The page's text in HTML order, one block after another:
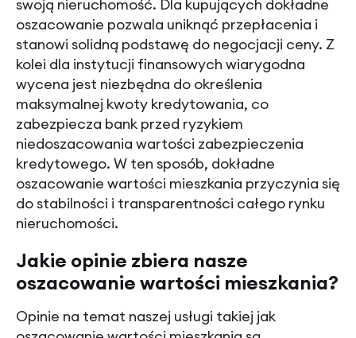
swoją nieruchomość. Dla kupujących dokładne
oszacowanie pozwala uniknąć przepłacenia i
stanowi solidną podstawę do negocjacji ceny. Z
kolei dla instytucji finansowych wiarygodna
wycena jest niezbędna do określenia
maksymalnej kwoty kredytowania, co
zabezpiecza bank przed ryzykiem
niedoszacowania wartości zabezpieczenia
kredytowego. W ten sposób, dokładne
oszacowanie wartości mieszkania przyczynia się
do stabilności i transparentności całego rynku
nieruchomości.
Jakie opinie zbiera nasze
oszacowanie wartości mieszkania?
Opinie na temat naszej usługi takiej jak